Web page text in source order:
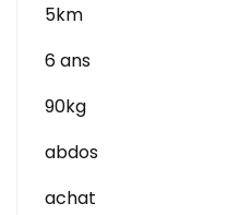
5km
6 ans
90kg
abdos
achat